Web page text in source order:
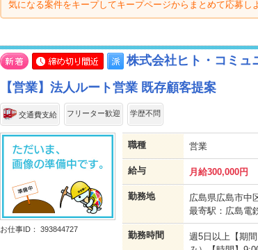
気になる案件をキープしてキープページからまとめて応募し
株式会社ヒト・コミ
【営業】法人ルート営業 既存顧客提案
交通費支給 フリーター歓迎 学歴不問
お仕事ID： 393844727
職種 営業
給与 月給300,000円
勤務地
広島県広島市中
最寄駅：広島電
勤務時間
週5日以上【期